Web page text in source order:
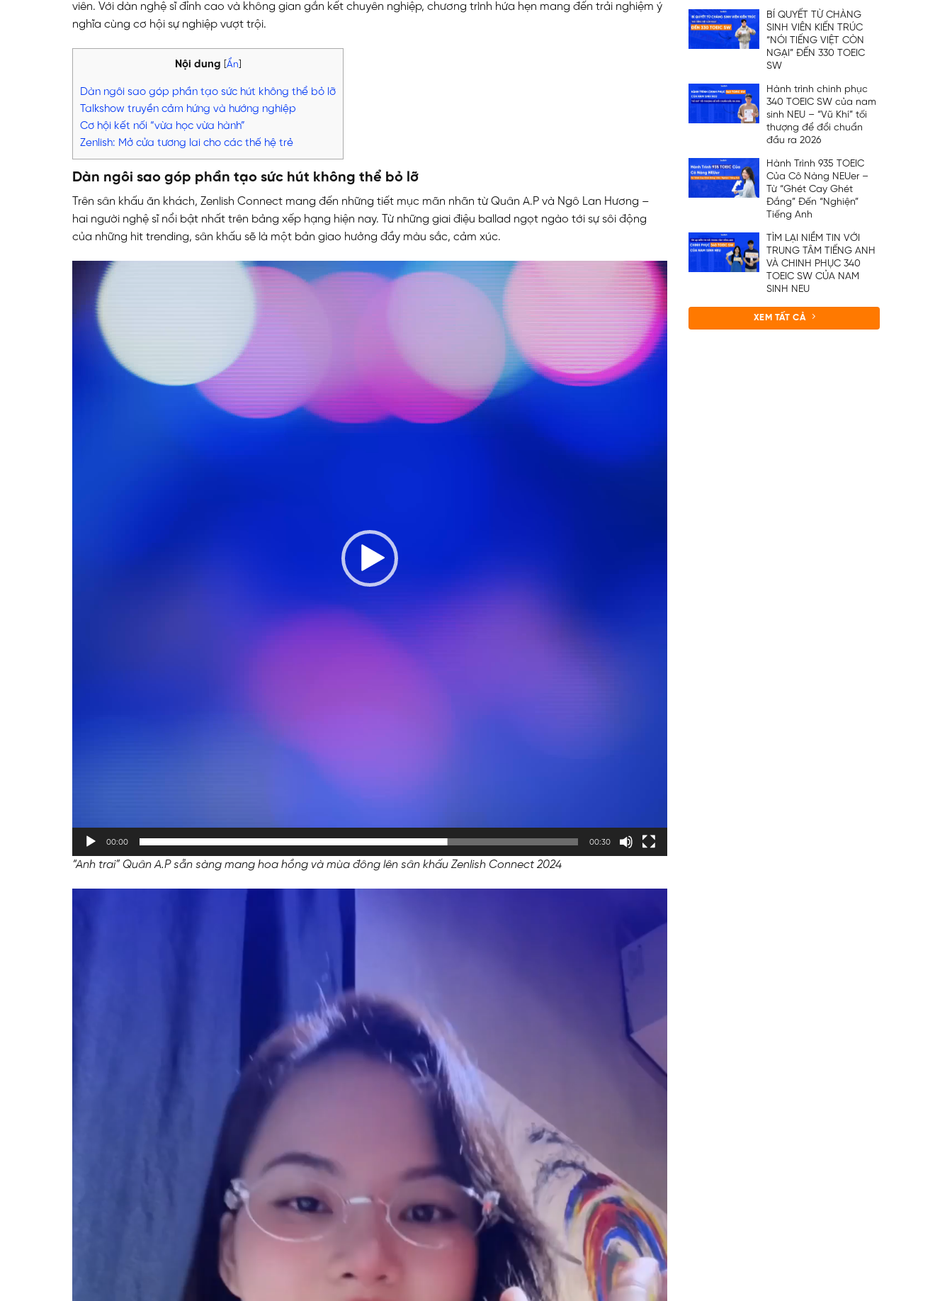
viên. Với dàn nghệ sĩ đỉnh cao và không gian gắn kết chuyên nghiệp, chương trình hứa hẹn mang đến trải nghiệm ý
nghĩa cùng cơ hội sự nghiệp vượt trội.
Nội dung Ẩn
Dàn ngôi sao góp phần tạo sức hút không thể bỏ lỡ
Talkshow truyền cảm hứng và hướng nghiệp
Cơ hội kết nối “vừa học vừa hành”
Zenlish: Mở cửa tương lai cho các thế hệ trẻ
Dàn ngôi sao góp phần tạo sức hút không thể bỏ lỡ
Trên sân khấu ăn khách, Zenlish Connect mang đến những tiết mục mãn nhãn từ Quân A.P và Ngô Lan Hương –
hai người nghệ sĩ nổi bật nhất trên bảng xếp hạng hiện nay. Từ những giai điệu ballad ngọt ngào tới sự sôi động
của những hit trending, sân khấu sẽ là một bản giao hưởng đầy màu sắc, cảm xúc.
Video
00:00 00:30
“Anh trai” Quân A.P sẵn sàng mang hoa hồng và mùa đông lên sân khấu Zenlish Connect 2024
BÍ QUYẾT TỪ CHÀNG
SINH VIÊN KIẾN TRÚC
“NÓI TIẾNG VIỆT CÒN
NGẠI” ĐẾN 330 TOEIC
SW
Hành trình chinh phục
340 TOEIC SW của nam
sinh NEU – “Vũ Khí” tối
thượng để đổi chuẩn
đầu ra 2026
Hành Trình 935 TOEIC
Của Cô Nàng NEUer –
Từ “Ghét Cay Ghét
Đắng” Đến “Nghiện”
Tiếng Anh
TÌM LẠI NIỀM TIN VỚI
TRUNG TÂM TIẾNG ANH
VÀ CHINH PHỤC 340
TOEIC SW CỦA NAM
SINH NEU
XEM TẤT CẢ